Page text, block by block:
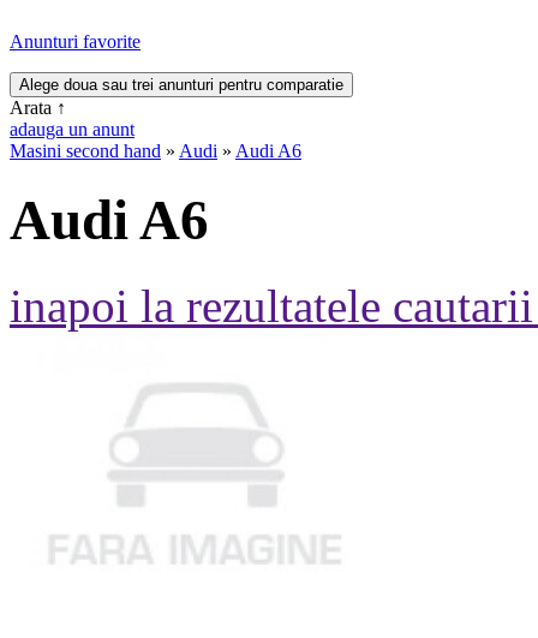
Anunturi favorite
Arata ↑
adauga un anunt
Masini second hand » Audi » Audi A6
Audi A6
inapoi la rezultatele